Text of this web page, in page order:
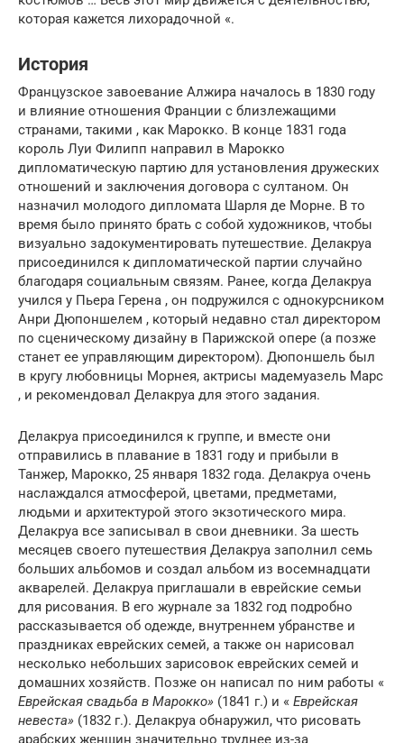
которая кажется лихорадочной «.
История
Французское завоевание Алжира началось в 1830 году
и влияние отношения Франции с близлежащими
странами, такими , как Марокко. В конце 1831 года
король Луи Филипп направил в Марокко
дипломатическую партию для установления дружеских
отношений и заключения договора с султаном. Он
назначил молодого дипломата Шарля де Морне. В то
время было принято брать с собой художников, чтобы
визуально задокументировать путешествие. Делакруа
присоединился к дипломатической партии случайно
благодаря социальным связям. Ранее, когда Делакруа
учился у Пьера Герена , он подружился с однокурсником
Анри Дюпоншелем , который недавно стал директором
по сценическому дизайну в Парижской опере (а позже
станет ее управляющим директором). Дюпоншель был
в кругу любовницы Морнея, актрисы мадемуазель Марс
, и рекомендовал Делакруа для этого задания.
Делакруа присоединился к группе, и вместе они
отправились в плавание в 1831 году и прибыли в
Танжер, Марокко, 25 января 1832 года. Делакруа очень
наслаждался атмосферой, цветами, предметами,
людьми и архитектурой этого экзотического мира.
Делакруа все записывал в свои дневники. За шесть
месяцев своего путешествия Делакруа заполнил семь
больших альбомов и создал альбом из восемнадцати
акварелей. Делакруа приглашали в еврейские семьи
для рисования. В его журнале за 1832 год подробно
рассказывается об одежде, внутреннем убранстве и
праздниках еврейских семей, а также он нарисовал
несколько небольших зарисовок еврейских семей и
домашних хозяйств. Позже он написал по ним работы «
Еврейская свадьба в Марокко» (1841 г.) и « Еврейская
невеста» (1832 г.). Делакруа обнаружил, что рисовать
арабских женщин значительно труднее из-за